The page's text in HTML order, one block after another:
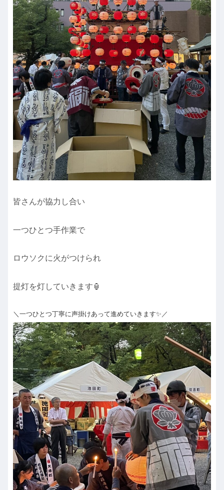
皆さんが協力し合い
一つひとつ手作業で
ロウソクに火がつけられ
提灯を灯していきます🏮
＼一つひとつ丁寧に声掛けあって進めていきます✨／